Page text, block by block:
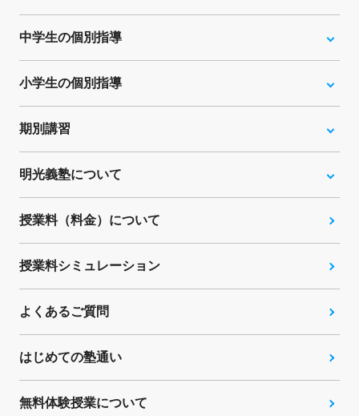
中学生の個別指導
小学生の個別指導
期別講習
明光義塾について
授業料（料金）について
授業料シミュレーション
よくあるご質問
はじめての塾通い
無料体験授業について